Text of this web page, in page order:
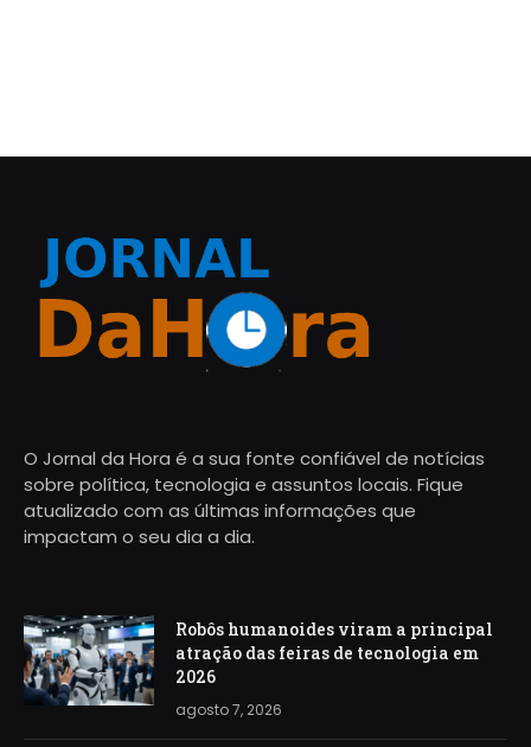
O Jornal da Hora é a sua fonte confiável de notícias
sobre política, tecnologia e assuntos locais. Fique
atualizado com as últimas informações que
impactam o seu dia a dia.
Robôs humanoides viram a principal
atração das feiras de tecnologia em
2026
agosto 7, 2026